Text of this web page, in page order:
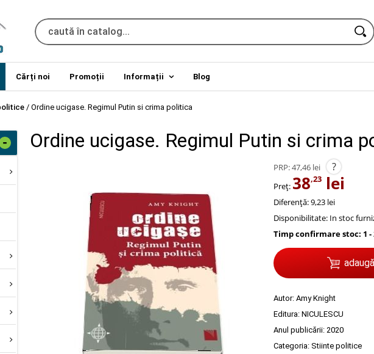
Cărți noi Promoții Informații Blog
/ Ordine ucigase. Regimul Putin si crima politica
- Ordine ucigase. Regimul Putin si crima
PRP:47,46 lei ?
Preț: 38,23 lei
Diferență: 9,23 lei
Disponibilitate: In stoc
Timp confirmare stoc: 1
Autor: Amy Knight
Editura: NICULESCU
Anul publicării: 2020
Categoria: Stiinte politice